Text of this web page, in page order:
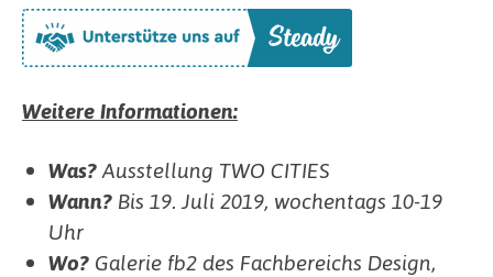
Weitere Informationen:
Was?Ausstellung TWO CITIES
Wann? Bis 19. Juli 2019, wochentags 10-19
Uhr
Wo? Galerie fb2 des Fachbereichs Design,